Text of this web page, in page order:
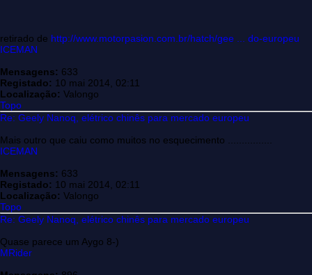
retirado de http://www.motorpasion.com.br/hatch/gee ... do-europeu
ICEMAN
Mensagens: 633
Registado: 10 mai 2014, 02:11
Localização: Valongo
Topo
Re: Geely Nanoq, elétrico chinês para mercado europeu
Mais outro que caiu como muitos no esquecimento ................
ICEMAN
Mensagens: 633
Registado: 10 mai 2014, 02:11
Localização: Valongo
Topo
Re: Geely Nanoq, elétrico chinês para mercado europeu
Quase parece um Aygo 8-)
MRider